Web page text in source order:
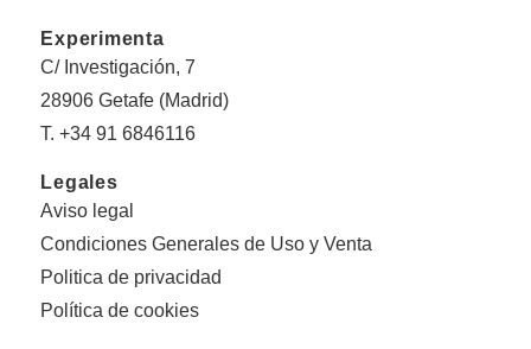
Experimenta
C/ Investigación, 7
28906 Getafe (Madrid)
T. +34 91 6846116
Legales
Aviso legal
Condiciones Generales de Uso y Venta
Politica de privacidad
Política de cookies